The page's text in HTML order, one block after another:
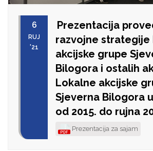
6
RUJ
'21
Prezentacija
razvojne strategije
akcijske grupe
Bilogora i ostalih
Lokalne akcijske
Sjeverna Bilogora
od 2015. do rujna
Prezentacija za sajam